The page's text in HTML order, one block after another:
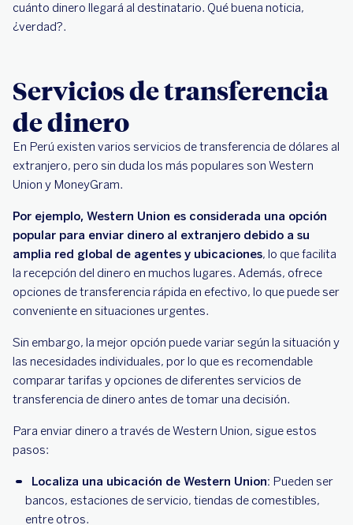
cuánto dinero llegará al destinatario. Qué buena noticia,
¿verdad?.
Servicios de transferencia
de dinero
En Perú existen varios servicios de transferencia de dólares al
extranjero, pero sin duda los más populares son Western
Union y MoneyGram.
Por ejemplo, Western Union es considerada una opción
popular para enviar dinero al extranjero debido a su
amplia red global de agentes y ubicaciones, lo que facilita
la recepción del dinero en muchos lugares. Además, ofrece
opciones de transferencia rápida en efectivo, lo que puede ser
conveniente en situaciones urgentes.
Sin embargo, la mejor opción puede variar según la situación y
las necesidades individuales, por lo que es recomendable
comparar tarifas y opciones de diferentes servicios de
transferencia de dinero antes de tomar una decisión.
Para enviar dinero a través de Western Union, sigue estos
pasos:
Localiza una ubicación de Western Union: Pueden ser
bancos, estaciones de servicio, tiendas de comestibles,
entre otros.